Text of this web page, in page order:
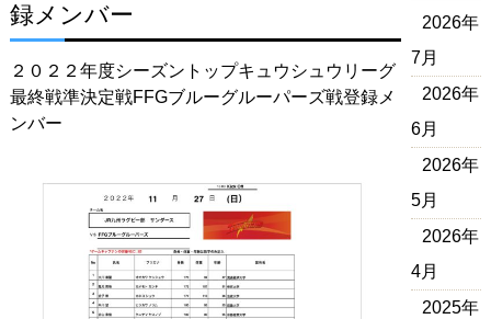
録メンバー
２０２２年度シーズントップキュウシュウリーグ
最終戦準決定戦FFGブルーグルーパーズ戦登録メ
ンバー
2026年
7月
2026年
6月
2026年
5月
2026年
4月
2025年